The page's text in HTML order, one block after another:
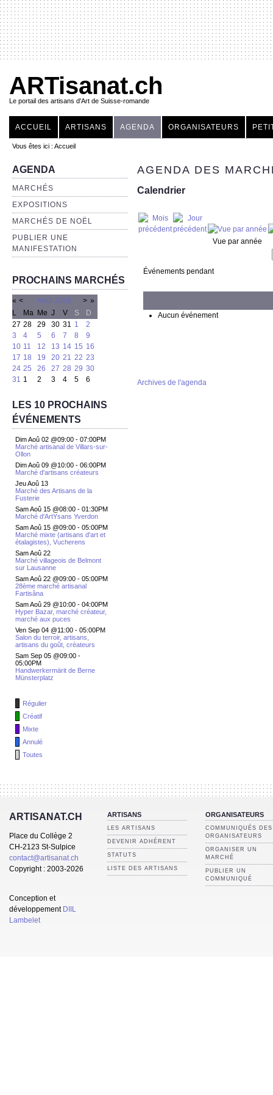
ARTisanat.ch
Le portail des artisans d'Art de Suisse-romande
ACCUEIL ARTISANS AGENDA ORGANISATEURS
Vous êtes ici : Accueil
AGENDA
MARCHÉS
EXPOSITIONS
MARCHÉS DE NOËL
PUBLIER UNE
MANIFESTATION
PROCHAINS MARCHÉS
« < Août 2026 > »
L
Ma Me J V S
D
27 28 29 30 31 1
2
3
4 5 6 7 8
9
10 11 12 13 14 15 16
17 18 19 20 21 22 23
24 25 26 27 28 29 30
31 1 2 3 4 5 6
LES 10 PROCHAINS
ÉVÉNEMENTS
Dim Aoû 02 @09:00 - 07:00PM
Marché artisanal de Villars-sur-
Ollon
Dim Aoû 09 @10:00 - 06:00PM
Marché d'artisans créateurs
Jeu Aoû 13
Marché des Artisans de la
Fusterie
Sam Aoû 15 @08:00 - 01:30PM
Marché d'ArtYsans Yverdon
Sam Aoû 15 @09:00 - 05:00PM
Marché mixte (artisans d'art et
étalagistes), Vucherens
Sam Aoû 22
Marché villageois de Belmont
sur Lausanne
Sam Aoû 22 @09:00 - 05:00PM
28ème marché artisanal
Fartisâna
Sam Aoû 29 @10:00 - 04:00PM
Hyper Bazar, marché créateur,
marché aux puces
Ven Sep 04 @11:00 - 05:00PM
Salon du terroir, artisans,
artisans du goût, créateurs
Sam Sep 05 @09:00 -
05:00PM
Handwerkermärit de Berne
Münsterplatz
Régulier
Créatif
Mixte
Annulé
Toutes
AGENDA DES
Calendrier
Vue par année
Événements pendant
Aucun événement
Archives de l'agenda
ARTISANAT.CH
Place du Collège 2
CH-2123 St-Sulpice
contact@artisanat.ch
Copyright : 2003-2026
Conception et
développement DIIL
Lambelet
ARTISANS
LES ARTISANS
DEVENIR ADHÉRENT
STATUTS
LISTE DES ARTISANS
ORGANISATEURS
COMMUNIQUÉS DES
ORGANISATEURS
ORGANISER UN
MARCHÉ
PUBLIER UN
COMMUNIQUÉ